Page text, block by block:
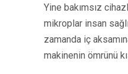
Yine bakımsız
mikroplar insan
zamanda iç
makinenin ömrünü